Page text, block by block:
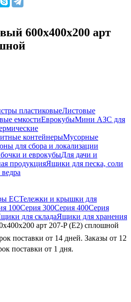
600х400х200 арт
пластиковыеЛистовые
емкостиЕврокубыМини АЗС для
контейнерыМусорные
для сбора и локализации
и еврокубыДля дачи и
продукцияЯщики для песка, соли
ЕСТележки и крышки для
100Серия 300Серия 400Серия
для складаЯщики для хранения
арт 207-P (Е2) сплошной
поставки от 14 дней. Заказы от 12
поставки от 1 дня.